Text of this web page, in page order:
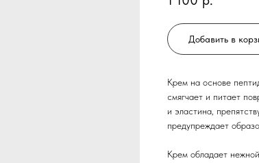
Добавить в
Крем на основе
смягчает и питает
и эластина,
предупреждает
Крем обладает